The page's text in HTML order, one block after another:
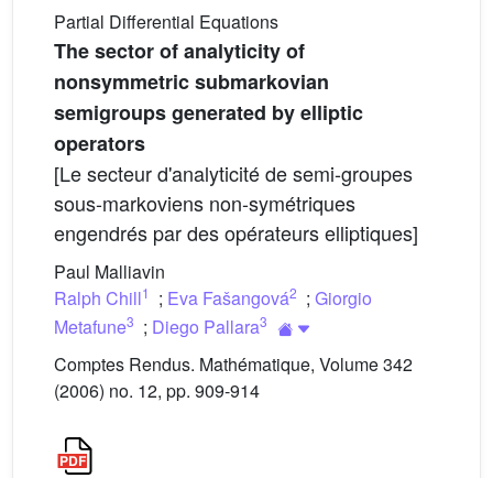
Partial Differential Equations
The sector of analyticity of
nonsymmetric submarkovian
semigroups generated by elliptic
operators
[Le secteur d'analyticité de semi-groupes
sous-markoviens non-symétriques
engendrés par des opérateurs elliptiques]
Paul Malliavin
Ralph Chill1 ; Eva Fašangová2 ; Giorgio
Metafune3 ; Diego Pallara3
Comptes Rendus. Mathématique, Volume 342
(2006) no. 12, pp. 909-914